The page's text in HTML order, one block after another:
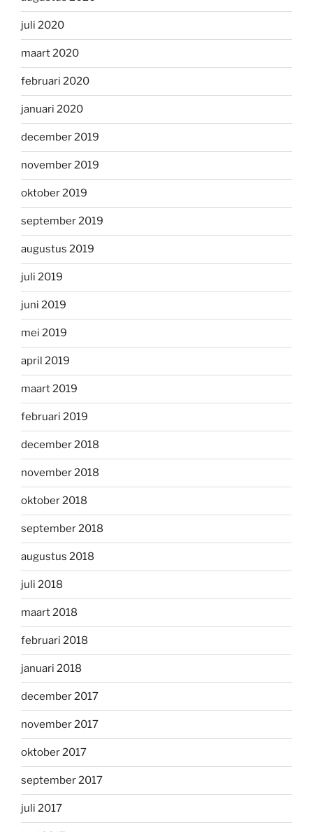
juli 2020
maart 2020
februari 2020
januari 2020
december 2019
november 2019
oktober 2019
september 2019
augustus 2019
juli 2019
juni 2019
mei 2019
april 2019
maart 2019
februari 2019
december 2018
november 2018
oktober 2018
september 2018
augustus 2018
juli 2018
maart 2018
februari 2018
januari 2018
december 2017
november 2017
oktober 2017
september 2017
juli 2017